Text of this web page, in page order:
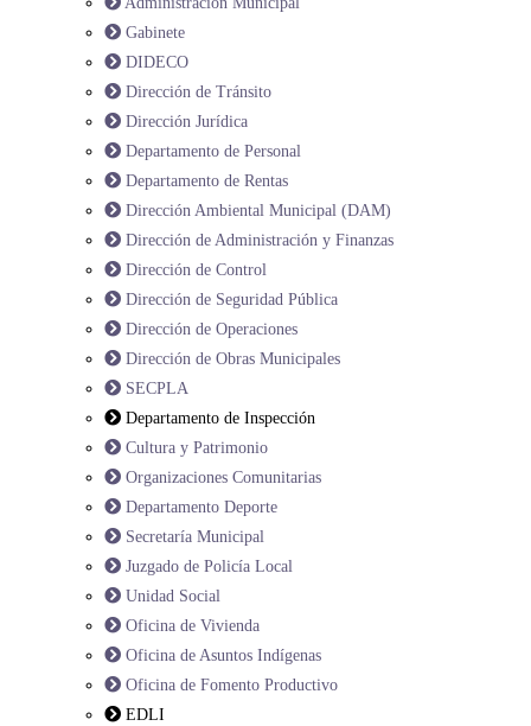
Gabinete
DIDECO
Dirección de Tránsito
Dirección Jurídica
Departamento de Personal
Departamento de Rentas
Dirección Ambiental Municipal (DAM)
Dirección de Administración y Finanzas
Dirección de Control
Dirección de Seguridad Pública
Dirección de Operaciones
Dirección de Obras Municipales
SECPLA
Departamento de Inspección
Cultura y Patrimonio
Organizaciones Comunitarias
Departamento Deporte
Secretaría Municipal
Juzgado de Policía Local
Unidad Social
Oficina de Vivienda
Oficina de Asuntos Indígenas
Oficina de Fomento Productivo
EDLI